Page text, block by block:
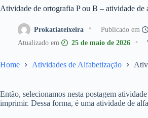
Atividade de ortografia P ou B – atividade de
Prokatiateixeira
25 de maio de 2026
Home Atividades de Alfabetização
Então, selecionamos nesta postagem
imprimir. Dessa forma, é uma atividade de